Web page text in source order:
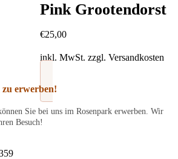
Pink Grootendorst
€25,00
inkl. MwSt. zzgl.Versandkosten
erwerben!
Sie bei uns im Rosenpark erwerben. Wir
Besuch!